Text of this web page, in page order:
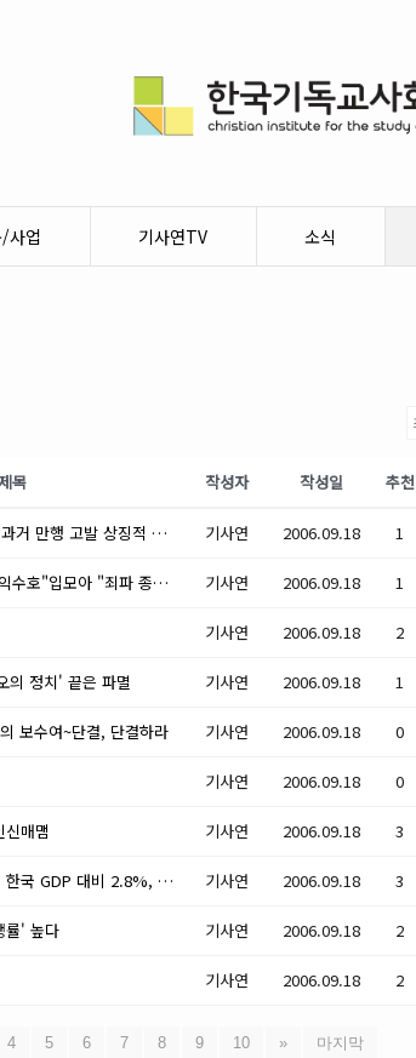
사업 기사연TV 소식
목 작성자 작성일 추천
미 위안부 결의안, 일본 과거 만행 고발 상징적 의미 기사연 2006.09.18 1
[일어나는 보수] 3 : "국익수호"입모아 "죄파 종식" 돌진! 기사연 2006.09.18 1
기사연 2006.09.18 2
의 정치' 끝은 파멸 기사연 2006.09.18 1
보수여~단결, 단결하라 기사연 2006.09.18 0
기사연 2006.09.18 0
매맴 기사연 2006.09.18 3
인색한 '교육.보건 투자, 한국 GDP 대비 2.8%, 세계 74위 기사연 2006.09.18 3
률' 높다 기사연 2006.09.18 2
기사연 2006.09.18 2
4 5 6 7 8 9 10 » 마지막